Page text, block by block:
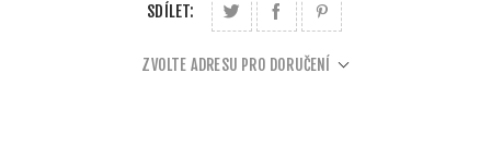
SDÍLET:
ZVOLTE ADRESU PRO DORUČENÍ